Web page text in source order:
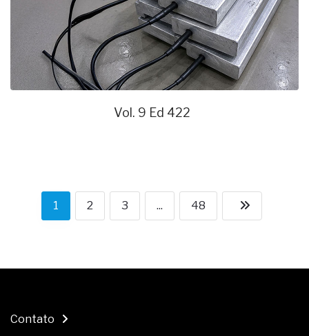
Vol. 9 Ed 422
1 2 3 ... 48
Contato